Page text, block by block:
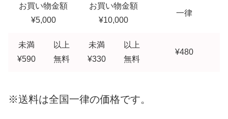
お買い物金額
¥5,000
お買い物金額
¥10,000
一律
未満
¥590
以上
無料
未満
¥330
以上
無料
¥480
※送料は全国一律の価格です。